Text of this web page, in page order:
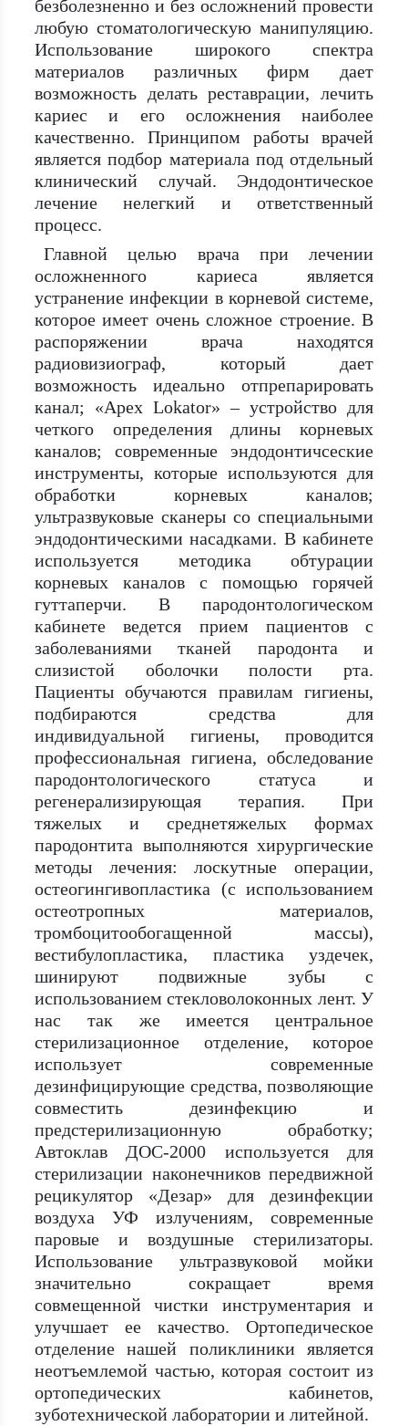
безболезненно и без осложнений провести
любую стоматологическую манипуляцию.
Использование широкого спектра
материалов различных фирм дает
возможность делать реставрации, лечить
кариес и его осложнения наиболее
качественно. Принципом работы врачей
является подбор материала под отдельный
клинический случай. Эндодонтическое
лечение нелегкий и ответственный
процесс.
Главной целью врача при лечении
осложненного кариеса является
устранение инфекции в корневой системе,
которое имеет очень сложное строение. В
распоряжении врача находятся
радиовизиограф, который дает
возможность идеально отпрепарировать
канал; «Apex Lokator» – устройство для
четкого определения длины корневых
каналов; современные эндодонтичсеские
инструменты, которые используются для
обработки корневых каналов;
ультразвуковые сканеры со специальными
эндодонтическими насадками. В кабинете
используется методика обтурации
корневых каналов с помощью горячей
гуттаперчи. В пародонтологическом
кабинете ведется прием пациентов с
заболеваниями тканей пародонта и
слизистой оболочки полости рта.
Пациенты обучаются правилам гигиены,
подбираются средства для
индивидуальной гигиены, проводится
профессиональная гигиена, обследование
пародонтологического статуса и
регенерализирующая терапия. При
тяжелых и среднетяжелых формах
пародонтита выполняются хирургические
методы лечения: лоскутные операции,
остеогингивопластика (с использованием
остеотропных материалов,
тромбоцитообогащенной массы),
вестибулопластика, пластика уздечек,
шинируют подвижные зубы с
использованием стекловолоконных лент. У
нас так же имеется центральное
стерилизационное отделение, которое
использует современные
дезинфицирующие средства, позволяющие
совместить дезинфекцию и
предстерилизационную обработку;
Автоклав ДОС-2000 используется для
стерилизации наконечников передвижной
рецикулятор «Дезар» для дезинфекции
воздуха УФ излучениям, современные
паровые и воздушные стерилизаторы.
Использование ультразвуковой мойки
значительно сокращает время
совмещенной чистки инструментария и
улучшает ее качество. Ортопедическое
отделение нашей поликлиники является
неотъемлемой частью, которая состоит из
ортопедических кабинетов,
зуботехнической лаборатории и литейной.